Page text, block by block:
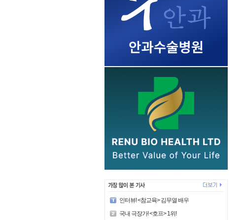
인터뷰! <참교육> 김무열 배우
국내 극장가! <호프> 1위!